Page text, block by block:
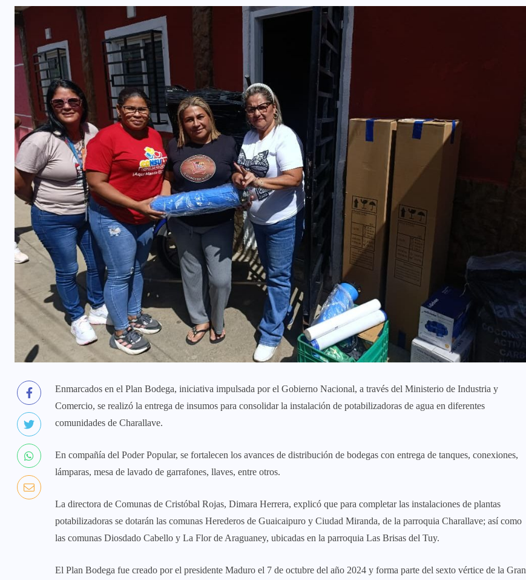
Enmarcados en el Plan Bodega, iniciativa impulsada por el Gobierno Nacional, a través del Ministerio de Industria y
Comercio, se realizó la entrega de insumos para consolidar la instalación de potabilizadoras de agua en diferentes
comunidades de Charallave.
En compañía del Poder Popular, se fortalecen los avances de distribución de bodegas con entrega de tanques, conexiones,
lámparas, mesa de lavado de garrafones, llaves, entre otros.
La directora de Comunas de Cristóbal Rojas, Dimara Herrera, explicó que para completar las instalaciones de plantas
potabilizadoras se dotarán las comunas Herederos de Guaicaipuro y Ciudad Miranda, de la parroquia Charallave; así como
las comunas Diosdado Cabello y La Flor de Araguaney, ubicadas en la parroquia Las Brisas del Tuy.
El Plan Bodega fue creado por el presidente Maduro el 7 de octubre del año 2024 y forma parte del sexto vértice de la Gran